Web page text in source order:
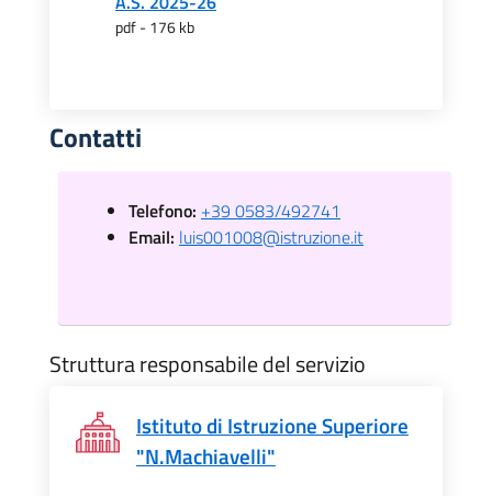
pdf - 176 kb
Contatti
Telefono: +39 0583/492741
Email: luis001008@istruzione.it
Struttura responsabile del servizio
Istituto di Istruzione Superiore
"N.Machiavelli"